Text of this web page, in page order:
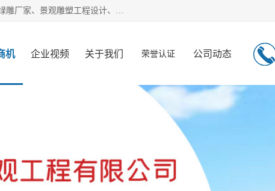
宿迁净澜天景观工程有限公司经营范围包括草雕、植物雕塑、景区绿雕、国庆绿雕、绿雕造型、绿雕厂家、景观雕塑工程设计、施工;绿化工程设计、施工、养护;绿化苗木、盆景种植、销售;是一家大型立体花坛草雕绿雕、五色草造型绿雕，仿真植物绿雕、稻草人工艺品、不锈钢雕塑等策划制作厂家，提供绿雕设计，制作,加工，及安装一站式服务。
机 企业视频 关于我们 荣誉认证 公司动态